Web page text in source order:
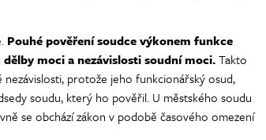
Pouhé pověření soudce výkonem funkce
moci a nezávislosti soudní moci.Takto
protože jeho funkcionářský osud,
soudu, který ho pověřil. U městského soudu
se obchází zákon v podobě časového omezení